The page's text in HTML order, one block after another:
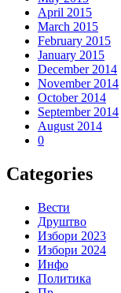
April 2015
March 2015
February 2015
January 2015
December 2014
November 2014
October 2014
September 2014
August 2014
0
Categories
Вести
Друштво
Избори 2023
Избори 2024
Инфо
Политика